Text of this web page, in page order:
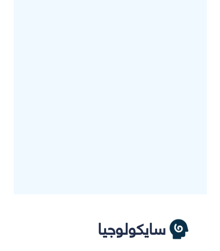
سايكولوجيا